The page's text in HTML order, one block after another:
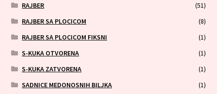
RAJBER
(51)
RAJBER SA PLOCICOM
(8)
RAJBER SA PLOCICOM FIKSNI
(1)
S-KUKA OTVORENA
(1)
S-KUKA ZATVORENA
(1)
SADNICE MEDONOSNIH BILJKA
(1)